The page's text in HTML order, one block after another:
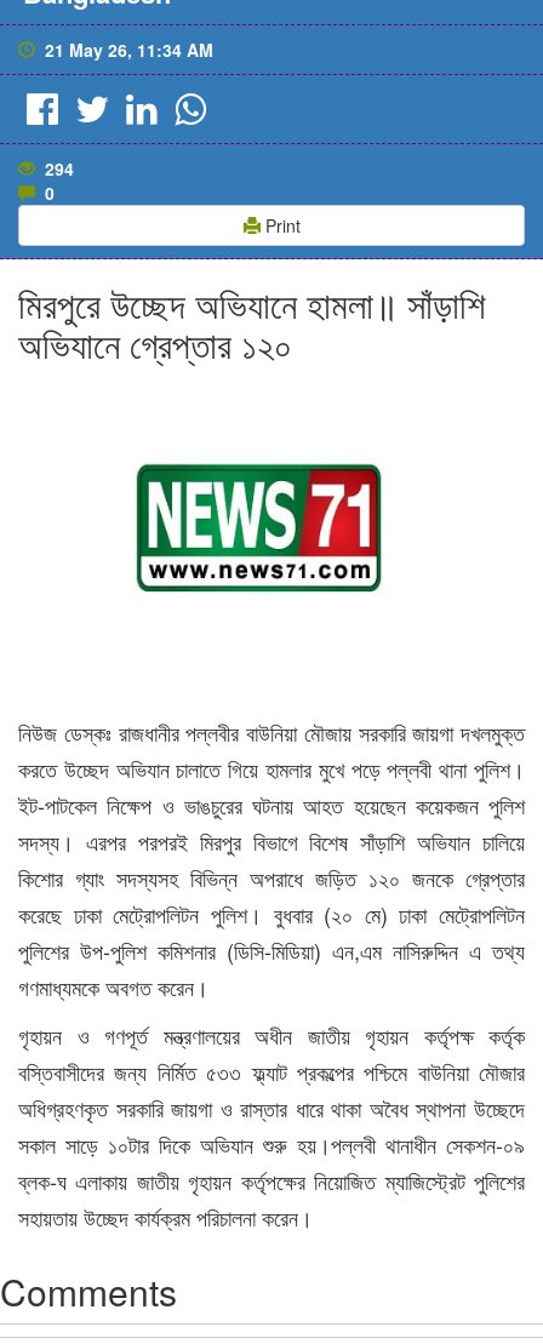
21 May 26, 11:34 AM
294
0
Print
মিরপুরে উচ্ছেদ অভিযানে হামলা॥ সাঁড়াশি
অভিযানে গ্রেপ্তার ১২০
নিউজ ডেস্কঃ রাজধানীর পল্লবীর বাউনিয়া মৌজায় সরকারি জায়গা দখলমুক্ত
করতে উচ্ছেদ অভিযান চালাতে গিয়ে হামলার মুখে পড়ে পল্লবী থানা পুলিশ।
ইট-পাটকেল নিক্ষেপ ও ভাঙচুরের ঘটনায় আহত হয়েছেন কয়েকজন পুলিশ
সদস্য। এরপর পরপরই মিরপুর বিভাগে বিশেষ সাঁড়াশি অভিযান চালিয়ে
কিশোর গ্যাং সদস্যসহ বিভিন্ন অপরাধে জড়িত ১২০ জনকে গ্রেপ্তার
করেছে ঢাকা মেট্রোপলিটন পুলিশ। বুধবার (২০ মে) ঢাকা মেট্রোপলিটন
পুলিশের উপ-পুলিশ কমিশনার (ডিসি-মিডিয়া) এন,এম নাসিরুদ্দিন এ তথ্য
গণমাধ্যমকে অবগত করেন।
গৃহায়ন ও গণপূর্ত মন্ত্রণালয়ের অধীন জাতীয় গৃহায়ন কর্তৃপক্ষ কর্তৃক
বস্তিবাসীদের জন্য নির্মিত ৫৩৩ ফ্ল্যাট প্রকল্পের পশ্চিমে বাউনিয়া মৌজার
অধিগ্রহণকৃত সরকারি জায়গা ও রাস্তার ধারে থাকা অবৈধ স্থাপনা উচ্ছেদে
সকাল সাড়ে ১০টার দিকে অভিযান শুরু হয়।পল্লবী থানাধীন সেকশন-০৯
ব্লক-ঘ এলাকায় জাতীয় গৃহায়ন কর্তৃপক্ষের নিয়োজিত ম্যাজিস্ট্রেট পুলিশের
সহায়তায় উচ্ছেদ কার্যক্রম পরিচালনা করেন।
Comments